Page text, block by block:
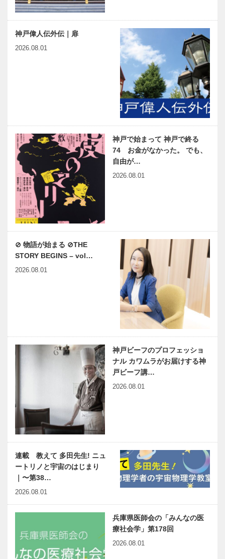
神戸偉人伝外伝｜扉
2026.08.01
神戸で始まって 神戸で終る
74 お金がなかった。 でも、
自由が…
2026.08.01
⊘ 物語が始まる ⊘THE
STORY BEGINS – vol…
2026.08.01
神戸ビーフのプロフェッショ
ナル カワムラがお届けする神
戸ビーフ講…
2026.08.01
連載 教えて 多田先生! ニュ
ートリノと宇宙のはじまり
｜〜第38…
2026.08.01
兵庫県医師会の「みんなの医
療社会学」第178回
2026.08.01